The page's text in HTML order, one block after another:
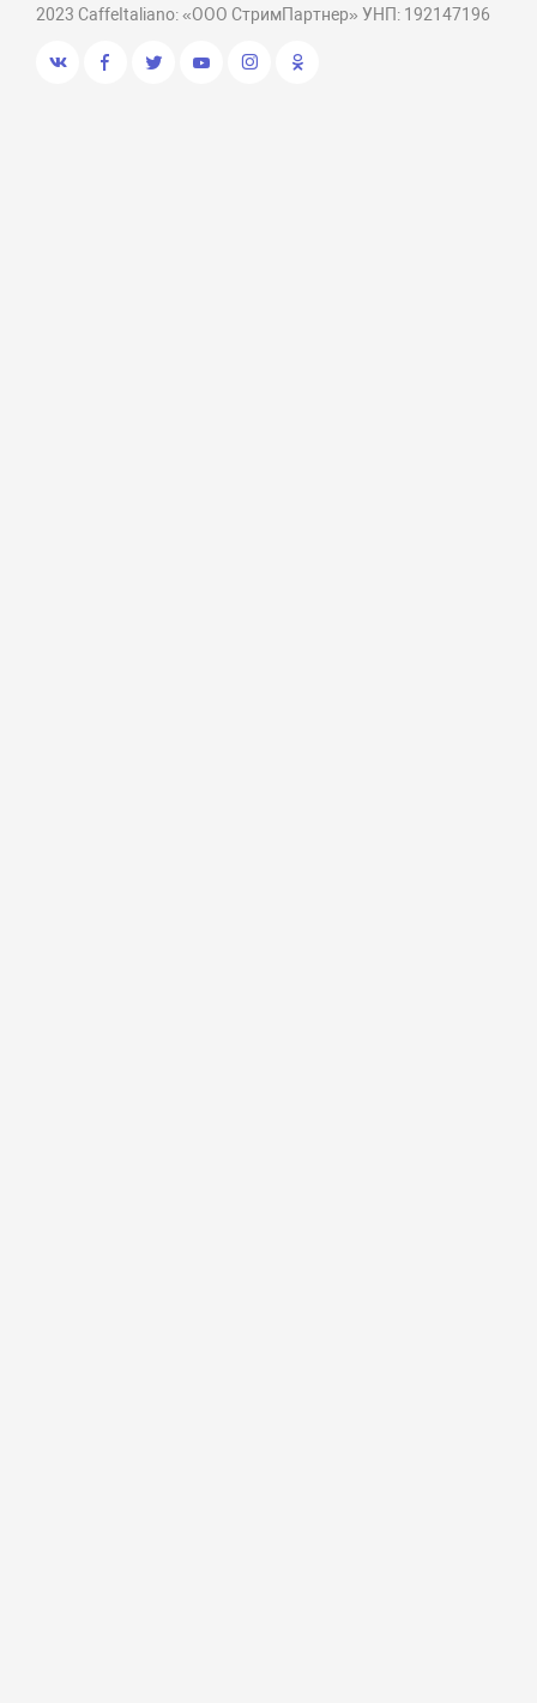
2023 CaffeItaliano: «ООО СтримПартнер» УНП: 192147196